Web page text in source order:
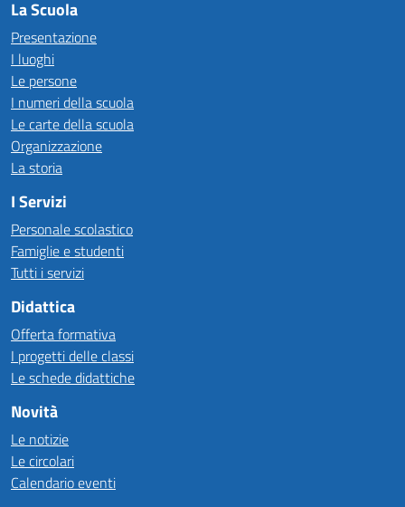
La Scuola
Presentazione
I luoghi
Le persone
I numeri della scuola
Le carte della scuola
Organizzazione
La storia
I Servizi
Personale scolastico
Famiglie e studenti
Tutti i servizi
Didattica
Offerta formativa
I progetti delle classi
Le schede didattiche
Novità
Le notizie
Le circolari
Calendario eventi